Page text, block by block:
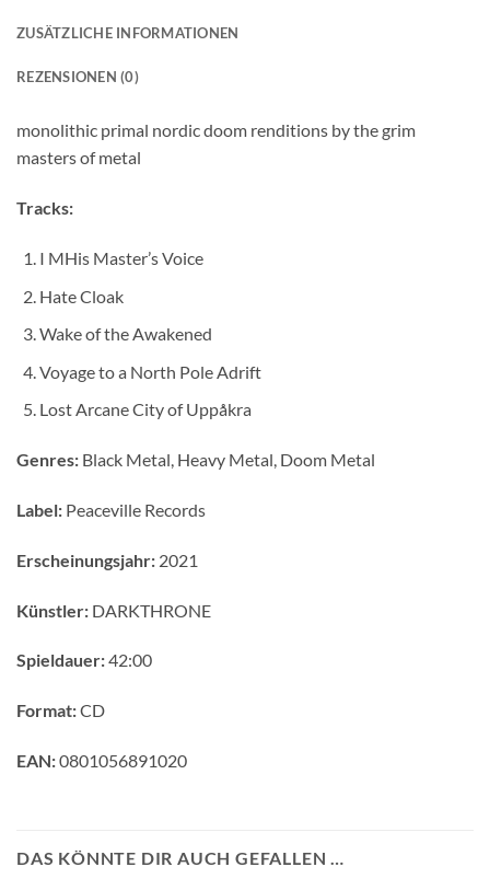
ZUSÄTZLICHE INFORMATIONEN
REZENSIONEN (0)
monolithic primal nordic doom renditions by the grim
masters of metal
Tracks:
I MHis Master’s Voice
Hate Cloak
Wake of the Awakened
Voyage to a North Pole Adrift
Lost Arcane City of Uppåkra
Genres: Black Metal, Heavy Metal, Doom Metal
Label: Peaceville Records
Erscheinungsjahr: 2021
Künstler: DARKTHRONE
Spieldauer:42:00
Format:CD
EAN:0801056891020
DAS KÖNNTE DIR AUCH GEFALLEN …